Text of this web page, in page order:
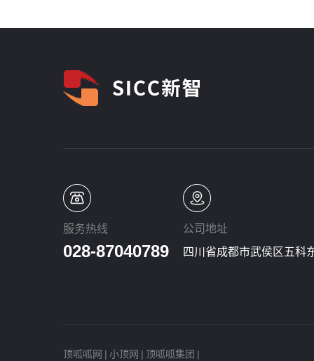
服务热线
028-87040789
公司地址
四川省成都市武侯区五科
顶呱呱网 | 小顶网 | 顶呱呱集团 |